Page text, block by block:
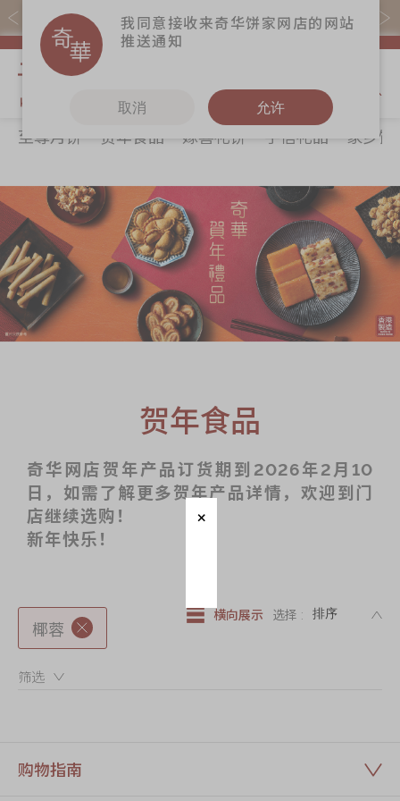
易赏钱会员凭推广码购买现货产品可赚易赏钱($5=1分)
关于奇华
最新推广
分店网络
商务销售
嫁喜须知
奇华网志
奇华饼食
贺年食品
嫁喜礼饼
手信礼品
家乡饼食
时令食品
迪士尼系列
奇华LINE
FRIENDS礼盒
所有产品
产品价目表
更多
奇华工作坊
奇华茶室
联络奇华
加入奇华
至尊月饼 贺年食品 嫁喜礼饼 手信礼品
家乡饼
贺年食品
奇华网店贺年产品订货期到2026年2月10
日，如需了解更多贺年产品详情，欢迎到门
店继续选购！
新年快乐！
椰蓉
筛选：
横向展示 选择 :
购物指南
我同意接收来奇华饼家网店的网站
推送通知
取消 允许